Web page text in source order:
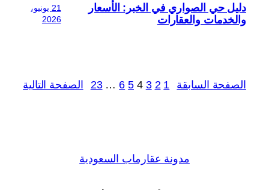
دليل حي الصواري في الخبر: الأسعار
والخدمات والعقارات
21 يونيو،
2026
الصفحة السابقة 1
2
3
4
5
6
…
23 الصفحة التالية
مدونة عقارماب السعودية